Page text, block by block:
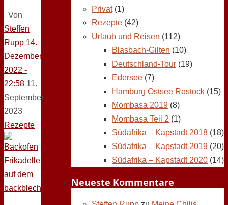
Von
Steffen
Rupp 14.
Dezember
2022 -
22:58 11.
September
2023
Rezepte
Privat(1)
Rezepte (42)
Urlaub und Reisen (112)
Blasbach-Gilten (10)
Deutschland-Tour (19)
Edersee (7)
Hamburg Ostsee Rostock (15)
Mombasa 2019 (8)
Mombasa Teil 2 (1)
Südafrika – Kapstadt 2018 (18)
Südafrika – Kapstadt 2019 (20)
Südafrika – Kapstadt 2020 (14)
Neueste Kommentare